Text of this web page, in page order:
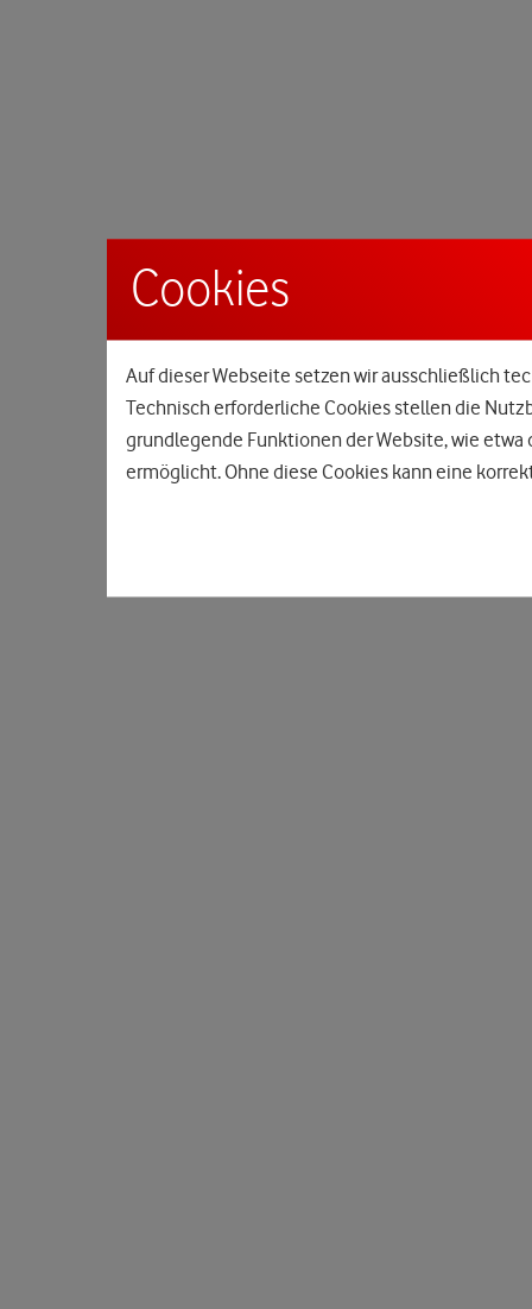
Cookies
Auf dieser Webseite setzen wir ausschließlich
Technisch erforderliche Cookies stellen die
grundlegende Funktionen der Website, wie
ermöglicht. Ohne diese Cookies kann eine